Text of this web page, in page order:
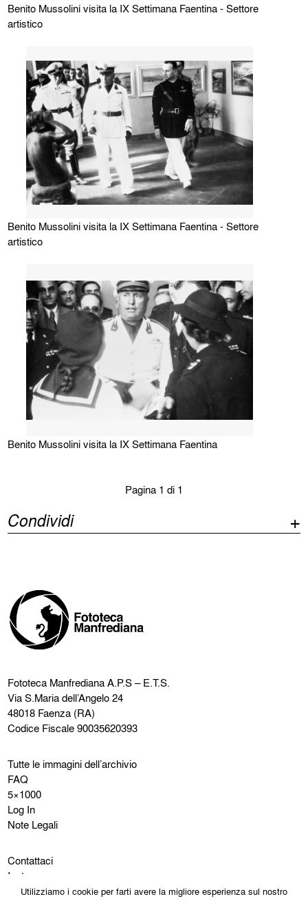
Benito Mussolini visita la IX Settimana Faentina - Settore
artistico
Benito Mussolini visita la IX Settimana Faentina - Settore
artistico
Benito Mussolini visita la IX Settimana Faentina
Pagina 1 di 1
Condividi
Fototeca ManfredianaA.P.S – E.T.S.
Via S.Maria dell’Angelo 24
48018 Faenza (RA)
Codice Fiscale 90035620393
Tutte le immagini dell’archivio
FAQ
5×1000
Log In
Note Legali
Contattaci
Instagram
Facebook
Utilizziamo i cookie per farti avere la migliore esperienza sul nostro